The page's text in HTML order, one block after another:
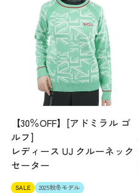
【30％OFF】[アドミラル ゴ
ルフ]
レディース UJ クルーネック
セーター
SALE 2025秋冬モデル